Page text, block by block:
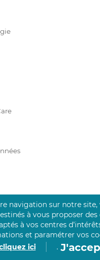
informations de carte
navigation sur notre site,
à vous proposer
à vos centres
et paramétrer vos
ici
.